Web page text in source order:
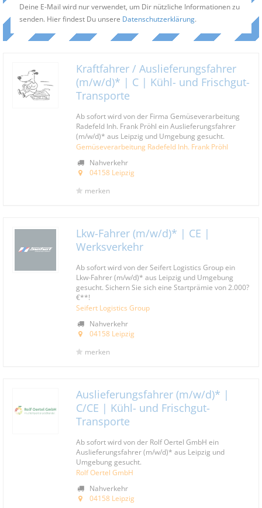
Deine E-Mail wird nur verwendet, um Dir nützliche Informationen zu
senden. Hier findest Du unsere Datenschutzerklärung.
Kraftfahrer / Auslieferungsfahrer
(m/w/d)* | C | Kühl- und Frischgut-
Transporte
Ab sofort wird von der Firma Gemüseverarbeitung
Radefeld Inh. Frank Pröhl ein Auslieferungsfahrer
(m/w/d)* aus Leipzig und Umgebung gesucht.
Gemüseverarbeitung Radefeld Inh. Frank Pröhl
Nahverkehr
04158 Leipzig
merken
Lkw-Fahrer (m/w/d)* | CE |
Werksverkehr
Ab sofort wird von der Seifert Logistics Group ein
Lkw-Fahrer (m/w/d)* aus Leipzig und Umgebung
gesucht. Sichern Sie sich eine Startprämie von 2.000?
€**!
Seifert Logistics Group
Nahverkehr
04158 Leipzig
merken
Auslieferungsfahrer (m/w/d)* |
C/CE | Kühl- und Frischgut-
Transporte
Ab sofort wird von der Rolf Oertel GmbH ein
Auslieferungsfahrer (m/w/d)* aus Leipzig und
Umgebung gesucht.
Rolf Oertel GmbH
Nahverkehr
04158 Leipzig